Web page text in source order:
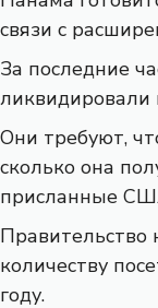
связи с
За последние
Они требуют,
сколько она
присланные
Правительство
количеству
году.